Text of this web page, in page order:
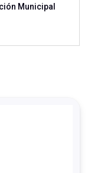
Municipal